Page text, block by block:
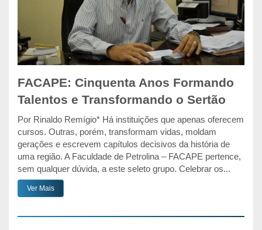
FACAPE: Cinquenta Anos Formando
Talentos e Transformando o Sertão
Por Rinaldo Remígio* Há instituições que apenas oferecem
cursos. Outras, porém, transformam vidas, moldam
gerações e escrevem capítulos decisivos da história de
uma região. A Faculdade de Petrolina – FACAPE pertence,
sem qualquer dúvida, a este seleto grupo. Celebrar os...
Ver Mais